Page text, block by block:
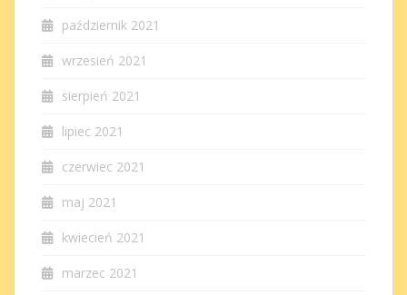
październik 2021
wrzesień 2021
sierpień 2021
lipiec 2021
czerwiec 2021
maj 2021
kwiecień 2021
marzec 2021